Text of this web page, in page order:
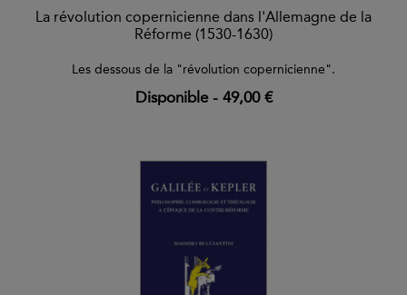
La révolution copernicienne dans l'Allemagne de la
Réforme (1530-1630)
Les dessous de la "révolution copernicienne".
Disponible- 49,00 €